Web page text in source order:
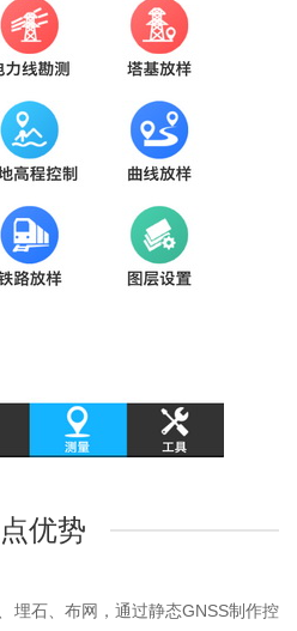
优势
埋石、布网，通过静态GNSS制作控